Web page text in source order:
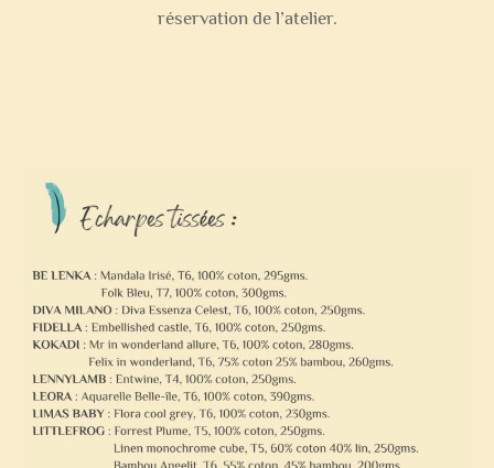
réservation de l’atelier.